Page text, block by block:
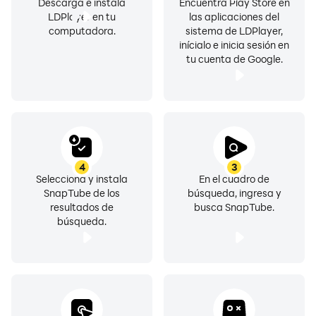
te gustan.LDPlayer en tu
computadora.
las aplicaciones del
sistema de LDPlayer,
inícialo e inicia sesión en
tu cuenta de Google.
3
En el cuadro de
búsqueda, ingresa y
busca SnapTube.
4
Selecciona y instala
SnapTube de los
resultados de
búsqueda.